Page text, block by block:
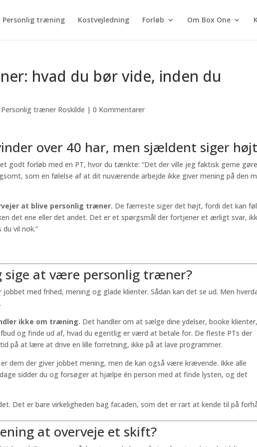
Personlig træning Kostvejledning Forløb Om Box One
hvad du bør vide, inden du
Personlig træner Roskilde |0 Kommentarer
over 40 har, men sjældent siger højt
godt forløb med en PT, hvor du tænkte: “Det der ville jeg faktisk gerne
som en følelse af at dit nuværende arbejde ikke giver mening på den
at blive personlig træner. De færreste siger det højt, fordi det kan
det ene eller det andet. Det er et spørgsmål der fortjener et ærligt svar,
vil nok.”
sige at være personlig træner?
med frihed, mening og glade klienter. Sådan kan det se ud. Men
ikke om træning. Det handler om at sælge dine ydelser, booke klienter,
og finde ud af, hvad du egentlig er værd at betale for. De fleste PTs der
på at lære at drive en lille forretning, ikke på at lave programmer.
dem der giver jobbet mening, men de kan også være krævende. Ikke alle
sidder du og forsøger at hjælpe én person med at finde lysten, og det
Det er bare virkeligheden bag facaden, som det er rart at kende til på
at overveje et skift?